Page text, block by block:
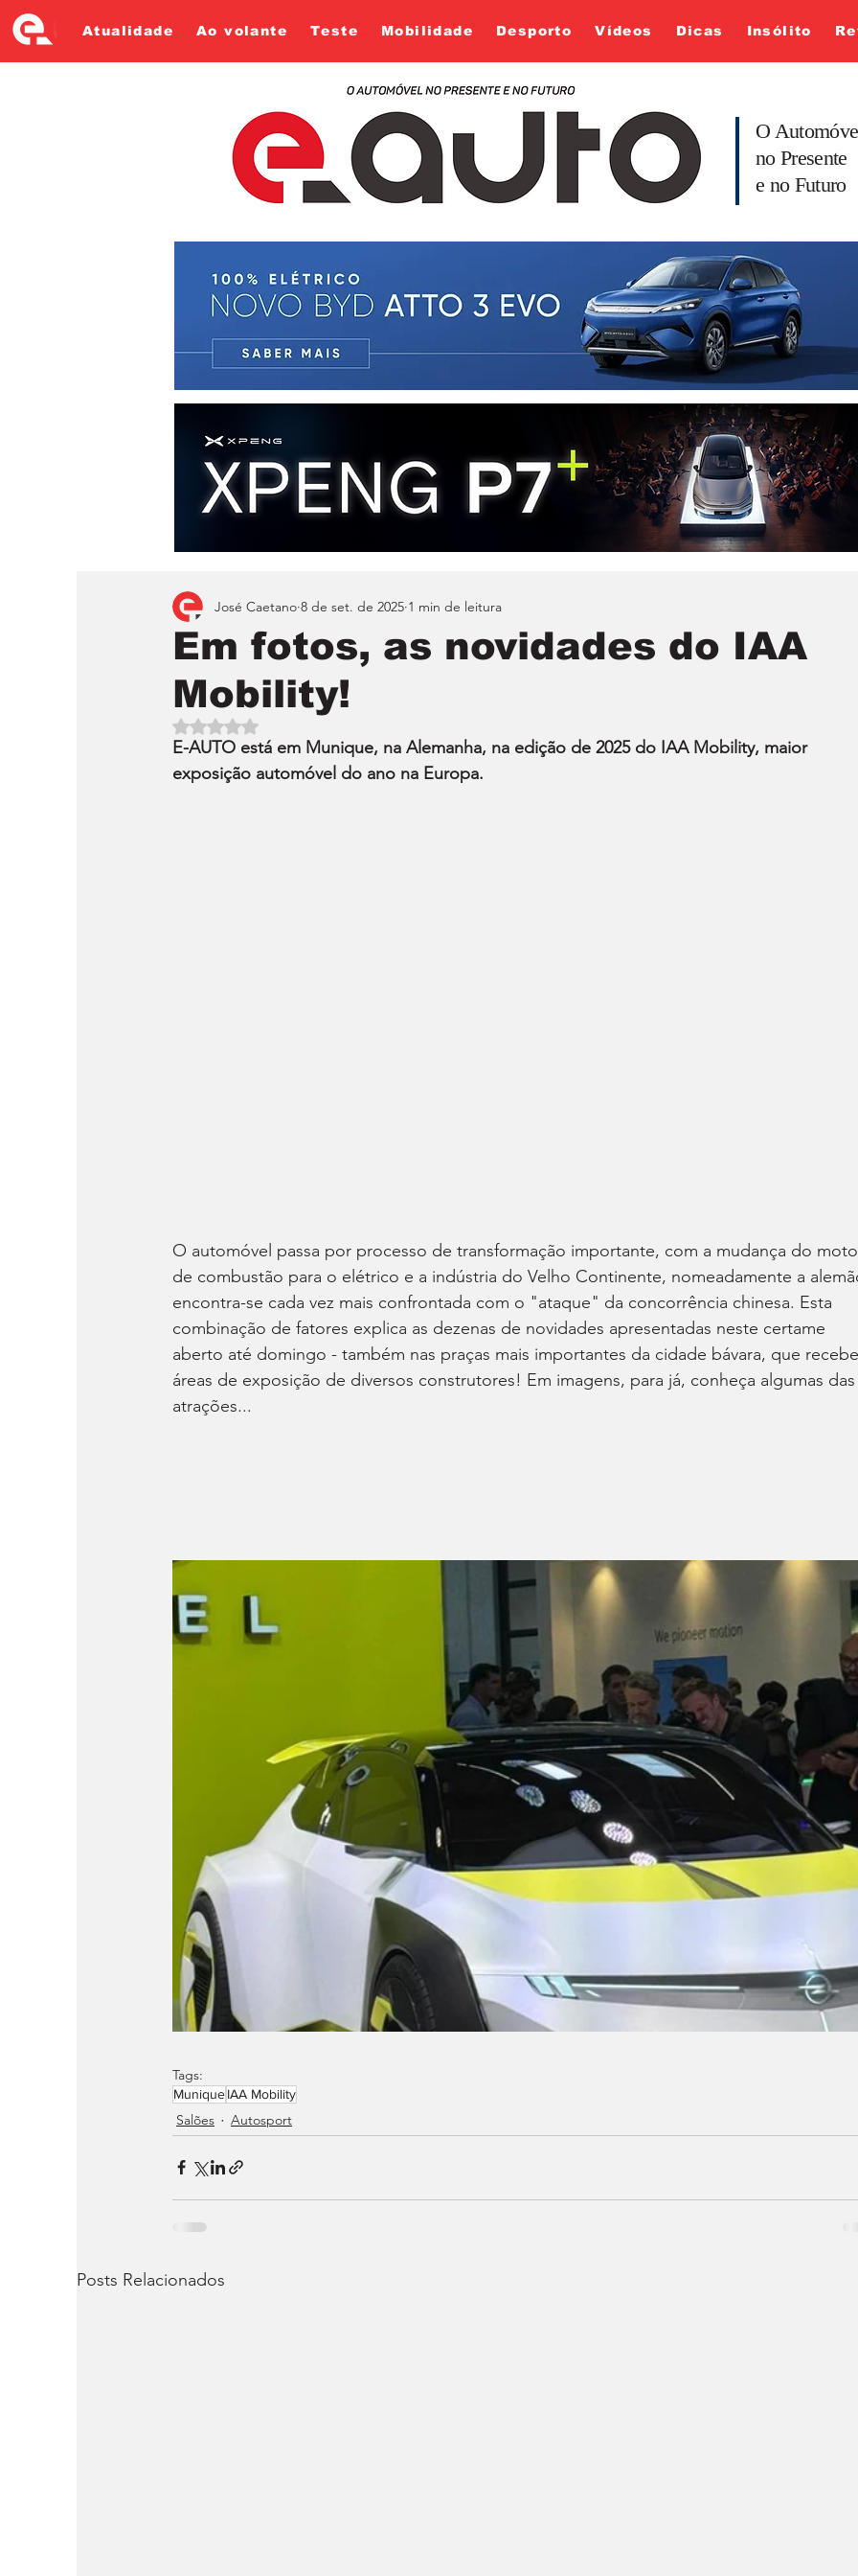
Atualidade Ao volante Teste Mobilidade Desporto Vídeos Dicas Insólito
O
no Presente
e no Futuro
Em fotos, as novidades do IAA
Mobility!
José Caetano 8 de set. de 2025 1 min de leitura
Avaliado com NaN de 5 estrelas.
E-AUTO está em Munique, na Alemanha, na edição de 2025 do IAA Mobility, maior
exposição automóvel do ano na Europa.
O automóvel passa por processo de transformação importante, com a mudança do
de combustão para o elétrico e a indústria do Velho Continente, nomeadamente a
encontra-se cada vez mais confrontada com o "ataque" da concorrência chinesa. Esta
combinação de fatores explica as dezenas de novidades apresentadas neste certame
aberto até domingo - também nas praças mais importantes da cidade bávara, que
áreas de exposição de diversos construtores! Em imagens, para já, conheça algumas
atrações...
Tags:
MuniqueIAA Mobility
Salões Autosport
Posts Relacionados